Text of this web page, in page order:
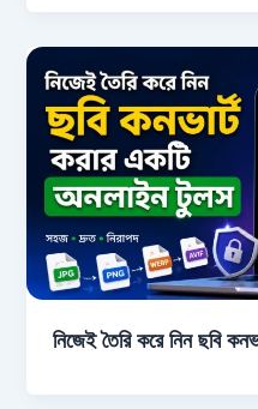
নিজেই তৈরি করে নিন ছবি